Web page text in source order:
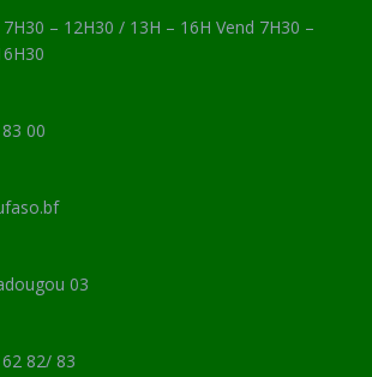
– 12H30 / 13H – 16H Vend 7H30 –
00
03
82/ 83